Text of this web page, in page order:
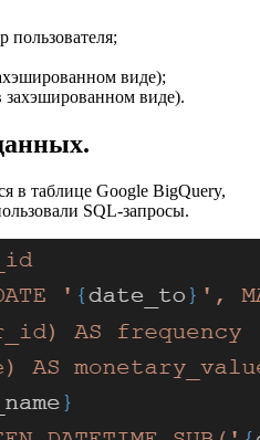
виде);
захэшированном виде).
в таблице Google BigQuery,
SQL-запросы.